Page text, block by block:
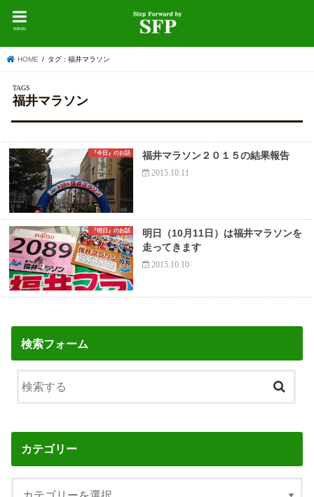
menu
HOME タグ : 福井マラソン
福井マラソン
『今日』のお話 福井マラソン２０１５の結果報告
2015.10.11
『明日』のお話
明日（10月11日）は福井マラソンを
走ってきます
2015.10.10
検索フォーム
カテゴリー